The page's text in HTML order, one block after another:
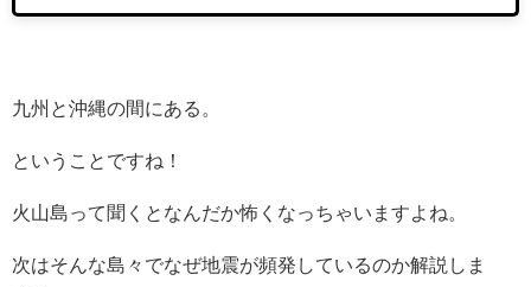
九州と沖縄の間にある。
ということですね！
火山島って聞くとなんだか怖くなっちゃいますよね。
次はそんな島々でなぜ地震が頻発しているのか解説しま